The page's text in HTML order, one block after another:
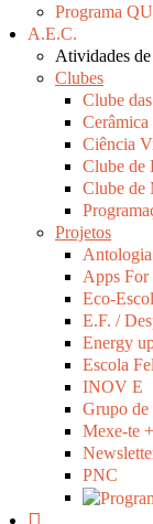
Programa
A.E.C.
Atividades
Clubes
Clube
Ciência
Clube de
Clube de
Projetos
Antologia
Apps For
Eco-
E.F. /
Energy
Escola
INOV E
Grupo de
Mexe-te +
PNC